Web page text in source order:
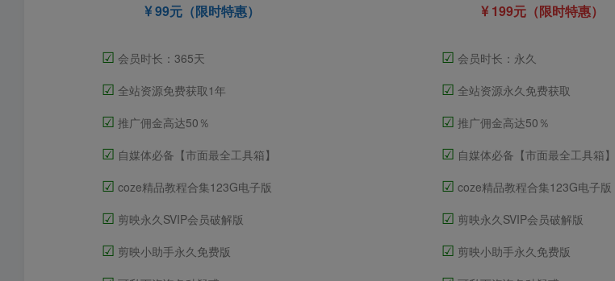
99元（限时特惠）
☑ 会员时长：365天
☑ 全站资源免费获取1年
☑ 推广佣金高达50％
☑ 自媒体必备【市面最全工具箱】
☑ coze精品教程合集123G电子版
☑ 剪映永久SVIP会员破解版
☑ 剪映小助手永久免费版
199元（限时特惠）
☑ 会员时长：永久
☑ 全站资源永久免费获取
☑ 推广佣金高达50％
☑ 自媒体必备【市面最全工具箱】
☑ coze精品教程合集123G电子版
☑ 剪映永久SVIP会员破解版
☑ 剪映小助手永久免费版